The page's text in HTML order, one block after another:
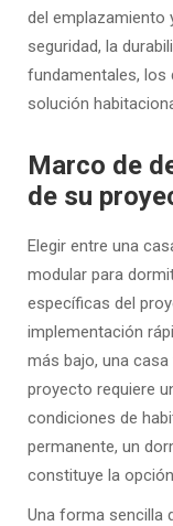
del emplazamiento
seguridad, la
fundamentales,
solución
Marco de
de su
Elegir entre una
modular para
específicas del
implementación
más bajo, una
proyecto requiere
condiciones de
permanente, un
constituye la
Una forma sencilla